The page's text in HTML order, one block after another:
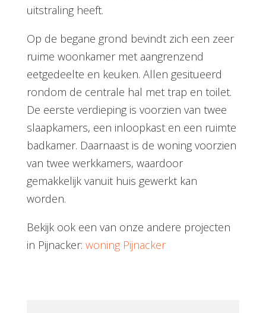
uitstraling heeft.
Op de begane grond bevindt zich een zeer
ruime woonkamer met aangrenzend
eetgedeelte en keuken. Allen gesitueerd
rondom de centrale hal met trap en toilet.
De eerste verdieping is voorzien van twee
slaapkamers, een inloopkast en een ruimte
badkamer. Daarnaast is de woning voorzien
van twee werkkamers, waardoor
gemakkelijk vanuit huis gewerkt kan
worden.
Bekijk ook een van onze andere projecten
in Pijnacker: woning Pijnacker